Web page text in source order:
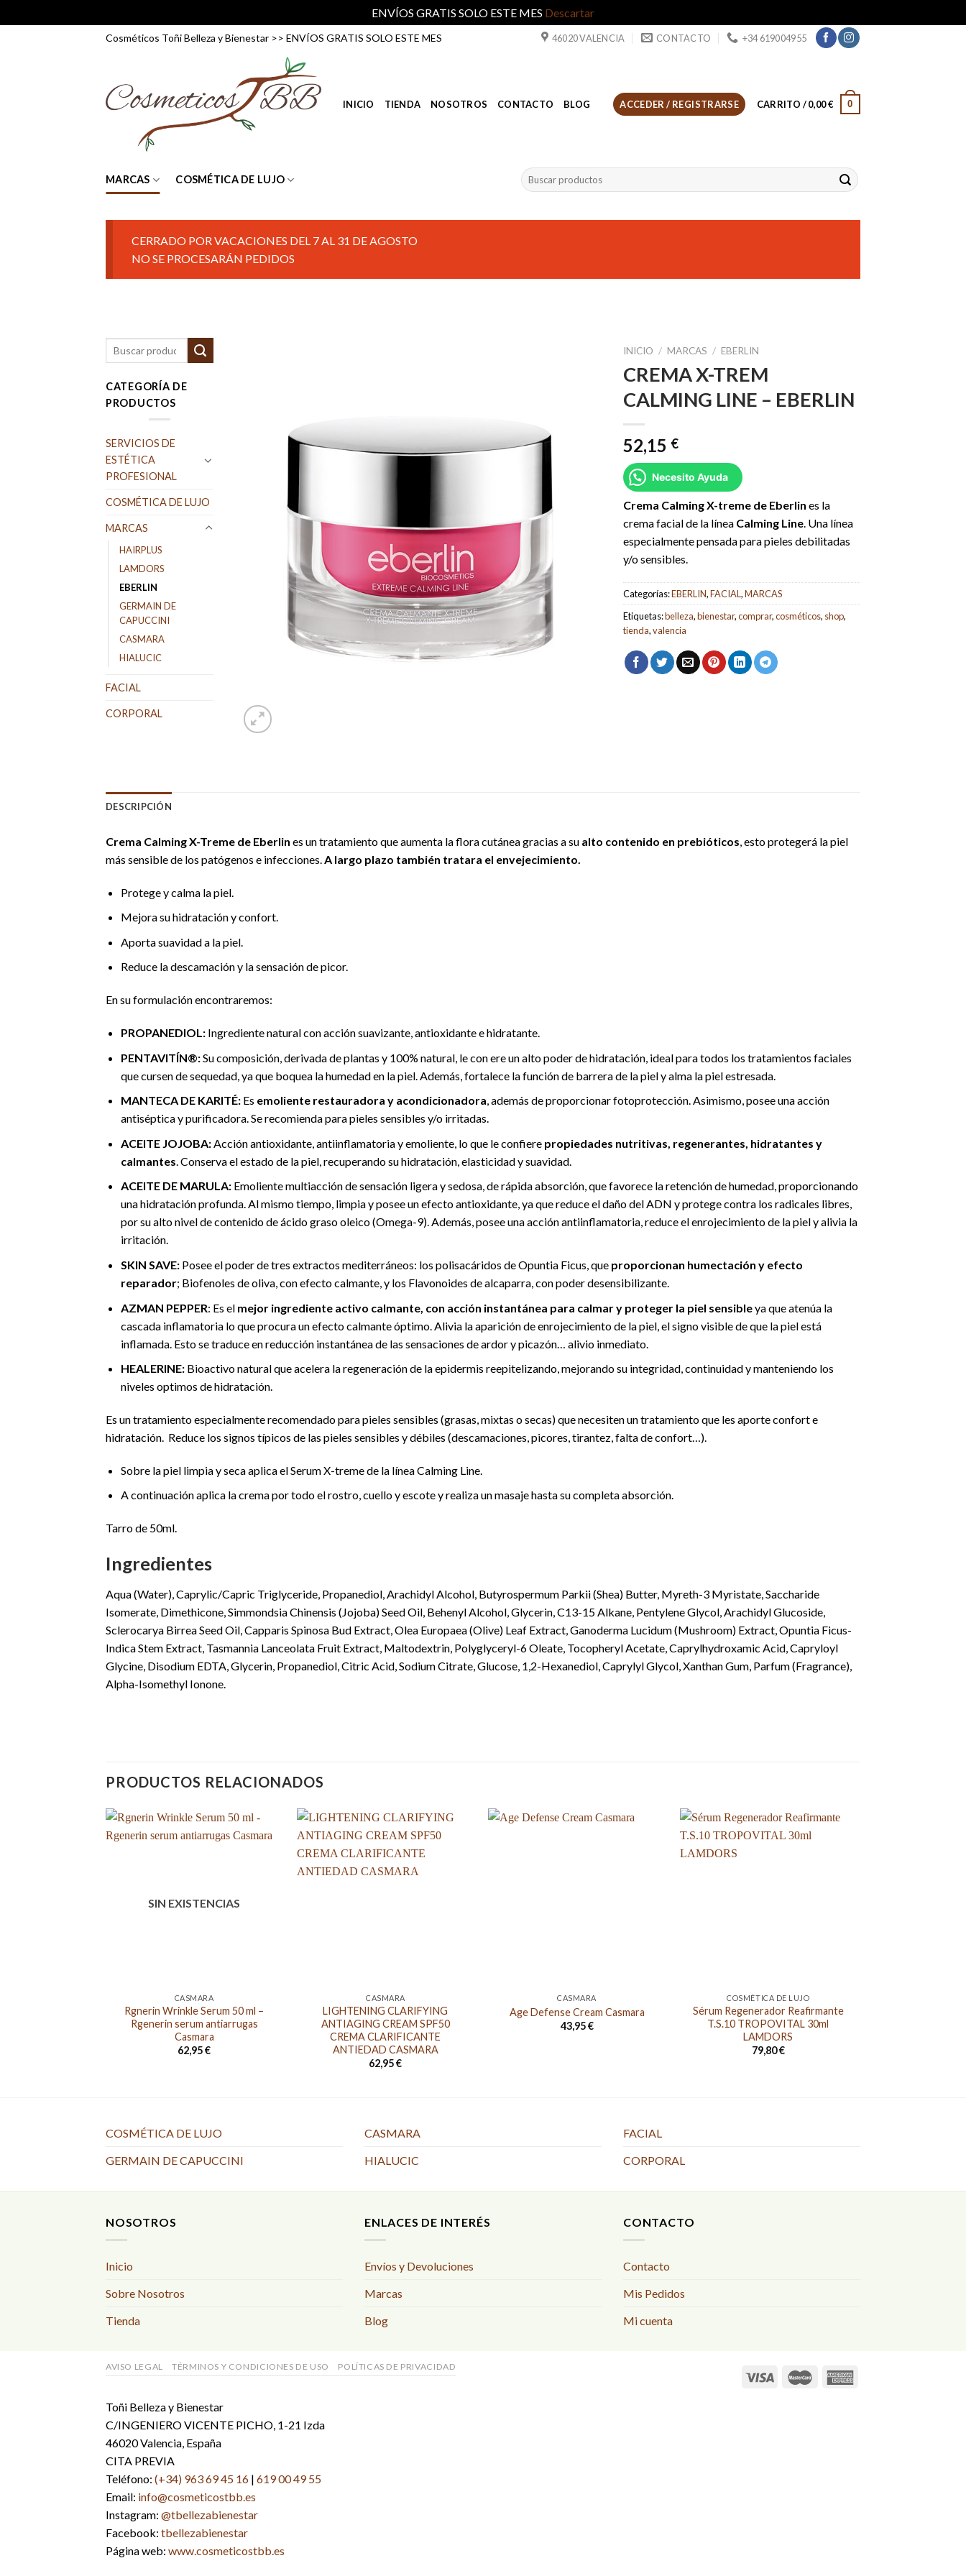
ENVÍOS GRATIS SOLO ESTE MES Descartar
Cosméticos Toñi Belleza y Bienestar >> ENVÍOS GRATIS SOLO ESTE MES 46020 VALENCIA CONTACTO +34 619004955
INICIO TIENDA NOSOTROS CONTACTO BLOG ACCEDER / REGISTRARSE CARRITO /0,00€ 0
MARCAS COSMÉTICA DE LUJO
Buscar
por:
CERRADO POR VACACIONES DEL 7 AL 31 DE AGOSTO
NO SE PROCESARÁN PEDIDOS
CATEGORÍA DE
PRODUCTOS
SERVICIOS DE
ESTÉTICA
PROFESIONAL
COSMÉTICA DE LUJO
MARCAS
HAIRPLUS
LAMDORS
EBERLIN
GERMAIN DE
CAPUCCINI
CASMARA
HIALUCIC
FACIAL
CORPORAL
INICIO / MARCAS / EBERLIN
CREMA X-TREM
CALMING LINE – EBERLIN
52,15 €
Necesito Ayuda
Crema Calming X-treme de Eberlin es la
crema facial de la línea Calming Line . Una línea
especialmente pensada para pieles debilitadas
y/o sensibles.
Categorías:EBERLIN,FACIAL,MARCAS
Etiquetas:belleza,bienestar,comprar,cosméticos, shop,
tienda,valencia
DESCRIPCIÓN
Crema Calming X-Treme de Eberlin es un tratamiento que aumenta la flora cutánea gracias a su alto contenido en prebióticos, esto protegerá la piel
más sensible de los patógenos e infecciones.A largo plazo también tratara el envejecimiento.
Protege y calma la piel.
Mejora su hidratación y confort.
Aporta suavidad a la piel.
Reduce la descamación y la sensación de picor.
En su formulación encontraremos:
PROPANEDIOL:Ingrediente natural con acción suavizante, antioxidante e hidratante.
PENTAVITÍN®:Su composición, derivada de plantas y 100% natural, le con ere un alto poder de hidratación, ideal para todos los tratamientos faciales
que cursen de sequedad, ya que boquea la humedad en la piel. Además, fortalece la función de barrera de la piel y alma la piel estresada.
MANTECA DE KARITÉ:Es emoliente restauradora y acondicionadora, además de proporcionar fotoprotección. Asimismo, posee una acción
antiséptica y purificadora. Se recomienda para pieles sensibles y/o irritadas.
ACEITE JOJOBA:Acción antioxidante, antiinflamatoria y emoliente, lo que le confierepropiedades nutritivas, regenerantes, hidratantes y
calmantes . Conserva el estado de la piel, recuperando su hidratación, elasticidad y suavidad.
ACEITE DE MARULA:Emoliente multiacción de sensación ligera y sedosa, de rápida absorción, que favorece la retención de humedad, proporcionando
una hidratación profunda. Al mismo tiempo, limpia y posee un efecto antioxidante, ya que reduce el daño del ADN y protege contra los radicales libres,
por su alto nivel de contenido de ácido graso oleico (Omega-9). Además, posee una acción antiinflamatoria, reduce el enrojecimiento de la piel y alivia la
irritación.
SKIN SAVE:Posee el poder de tres extractos mediterráneos: los polisacáridos de Opuntia Ficus, queproporcionan humectación y efecto
reparador; Biofenoles de oliva, con efecto calmante, y los Flavonoides de alcaparra, con poder desensibilizante.
AZMAN PEPPER: Es el mejor ingrediente activo calmante, con acción instantánea para calmar y proteger la piel sensibleya que atenúa la
cascada inflamatoria lo que procura un efecto calmante óptimo. Alivia la aparición de enrojecimiento de la piel, el signo visible de que la piel está
inflamada. Esto se traduce en reducción instantánea de las sensaciones de ardor y picazón… alivio inmediato.
HEALERINE:Bioactivo natural que acelera la regeneración de la epidermis reepitelizando, mejorando su integridad, continuidad y manteniendo los
niveles optimos de hidratación.
Es un tratamiento especialmente recomendado para pieles sensibles (grasas, mixtas o secas) que necesiten un tratamiento que les aporte confort e
hidratación. Reduce los signos típicos de las pieles sensibles y débiles (descamaciones, picores, tirantez, falta de confort…).
Sobre la piel limpia y seca aplica el Serum X-treme de la línea Calming Line.
A continuación aplica la crema por todo el rostro, cuello y escote y realiza un masaje hasta su completa absorción.
Tarro de 50ml.
Ingredientes
Aqua (Water), Caprylic/Capric Triglyceride, Propanediol, Arachidyl Alcohol, Butyrospermum Parkii (Shea) Butter, Myreth-3 Myristate, Saccharide
Isomerate, Dimethicone, Simmondsia Chinensis (Jojoba) Seed Oil, Behenyl Alcohol, Glycerin, C13-15 Alkane, Pentylene Glycol, Arachidyl Glucoside,
Sclerocarya Birrea Seed Oil, Capparis Spinosa Bud Extract, Olea Europaea (Olive) Leaf Extract, Ganoderma Lucidum (Mushroom) Extract, Opuntia Ficus-
Indica Stem Extract, Tasmannia Lanceolata Fruit Extract, Maltodextrin, Polyglyceryl-6 Oleate, Tocopheryl Acetate, Caprylhydroxamic Acid, Capryloyl
Glycine, Disodium EDTA, Glycerin, Propanediol, Citric Acid, Sodium Citrate, Glucose, 1,2-Hexanediol, Caprylyl Glycol, Xanthan Gum, Parfum (Fragrance),
Alpha-Isomethyl Ionone.
PRODUCTOS RELACIONADOS
SIN EXISTENCIAS
CASMARA
Rgnerin Wrinkle Serum 50 ml –
Rgenerin serum antiarrugas
Casmara
62,95€
CASMARA
LIGHTENING CLARIFYING
ANTIAGING CREAM SPF50
CREMA CLARIFICANTE
ANTIEDAD CASMARA
62,95€
CASMARA
Age Defense Cream Casmara
43,95€
COSMÉTICA DE LUJO
Sérum Regenerador Reafirmante
T.S.10 TROPOVITAL 30ml
LAMDORS
79,80€
COSMÉTICA DE LUJO
GERMAIN DE CAPUCCINI
CASMARA
HIALUCIC
FACIAL
CORPORAL
NOSOTROS
Inicio
Sobre Nosotros
Tienda
ENLACES DE INTERÉS
Envíos y Devoluciones
Marcas
Blog
CONTACTO
Contacto
Mis Pedidos
Mi cuenta
AVISO LEGAL TÉRMINOS Y CONDICIONES DE USO POLÍTICAS DE PRIVACIDAD
Toñi Belleza y Bienestar
C/INGENIERO VICENTE PICHO, 1-21 Izda
46020 Valencia, España
CITA PREVIA
Teléfono: (+34) 963 69 45 16 | 619 00 49 55
Email: info@cosmeticostbb.es
Instagram: @tbellezabienestar
Facebook: tbellezabienestar
Página web: www.cosmeticostbb.es